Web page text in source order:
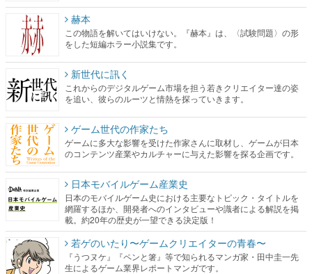
赫本
この物語を解いてはいけない。『赫本』は、〈試験問題〉の形
をした短編ホラー小説集です。
新世代に訊く
これからのデジタルゲーム市場を担う若きクリエイター達の姿
を追い、彼らのルーツと情熱を探っていきます。
ゲーム世代の作家たち
ゲームに多大な影響を受けた作家さんに取材し、ゲームが日本
のコンテンツ産業やカルチャーに与えた影響を探る企画です。
日本モバイルゲーム産業史
日本のモバイルゲーム史における主要なトピック・タイトルを
網羅するほか、開発者へのインタビューや識者による解説を掲
載。約20年の歴史が一望できる決定版！
若ゲのいたり〜ゲームクリエイターの青春〜
『うつヌケ』『ペンと箸』等で知られるマンガ家・田中圭一先
生によるゲーム業界レポートマンガです。